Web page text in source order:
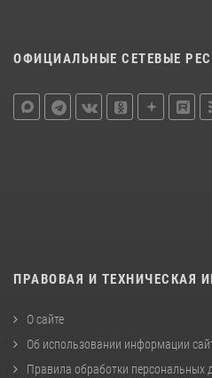
ОФИЦИАЛЬНЫЕ СЕТЕВЫЕ
ПРАВОВАЯ И ТЕХНИЧЕСКАЯ
О сайте
Об использовании информации
Правила обработки персональных